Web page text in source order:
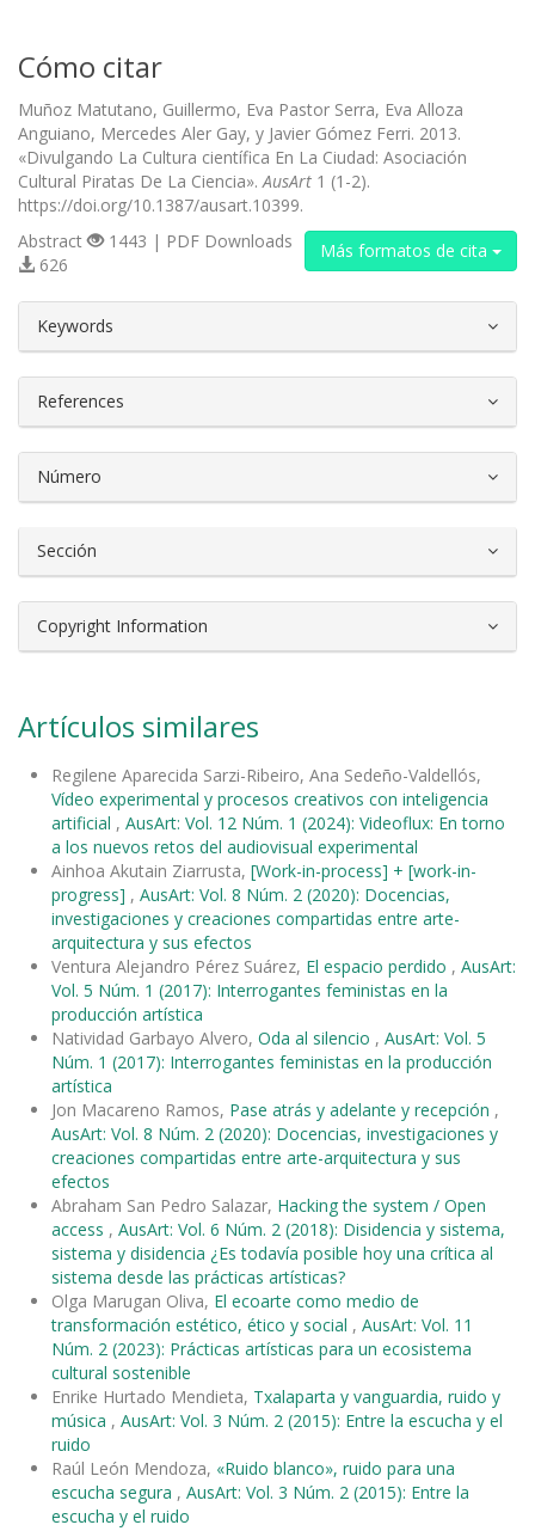
Cómo citar
Muñoz Matutano, Guillermo, Eva Pastor Serra, Eva Alloza
Anguiano, Mercedes Aler Gay, y Javier Gómez Ferri. 2013.
«Divulgando La Cultura científica En La Ciudad: Asociación
Cultural Piratas De La Ciencia».AusArt 1 (1-2).
https://doi.org/10.1387/ausart.10399.
Más formatos de cita
Abstract
1443 | PDF Downloads
626
Keywords
References
Número
Sección
Copyright Information
Artículos similares
Regilene Aparecida Sarzi-Ribeiro, Ana Sedeño-Valdellós,
Vídeo experimental y procesos creativos con inteligencia
artificial , AusArt: Vol. 12 Núm. 1 (2024): Videoflux: En torno
a los nuevos retos del audiovisual experimental
Ainhoa Akutain Ziarrusta, [Work-in-process] + [work-in-
progress] , AusArt: Vol. 8 Núm. 2 (2020): Docencias,
investigaciones y creaciones compartidas entre arte-
arquitectura y sus efectos
Ventura Alejandro Pérez Suárez, El espacio perdido , AusArt:
Vol. 5 Núm. 1 (2017): Interrogantes feministas en la
producción artística
Natividad Garbayo Alvero, Oda al silencio , AusArt: Vol. 5
Núm. 1 (2017): Interrogantes feministas en la producción
artística
Jon Macareno Ramos, Pase atrás y adelante y recepción ,
AusArt: Vol. 8 Núm. 2 (2020): Docencias, investigaciones y
creaciones compartidas entre arte-arquitectura y sus
efectos
Abraham San Pedro Salazar, Hacking the system / Open
access , AusArt: Vol. 6 Núm. 2 (2018): Disidencia y sistema,
sistema y disidencia ¿Es todavía posible hoy una crítica al
sistema desde las prácticas artísticas?
Olga Marugan Oliva, El ecoarte como medio de
transformación estético, ético y social , AusArt: Vol. 11
Núm. 2 (2023): Prácticas artísticas para un ecosistema
cultural sostenible
Enrike Hurtado Mendieta, Txalaparta y vanguardia, ruido y
música , AusArt: Vol. 3 Núm. 2 (2015): Entre la escucha y el
ruido
Raúl León Mendoza, «Ruido blanco», ruido para una
escucha segura , AusArt: Vol. 3 Núm. 2 (2015): Entre la
escucha y el ruido